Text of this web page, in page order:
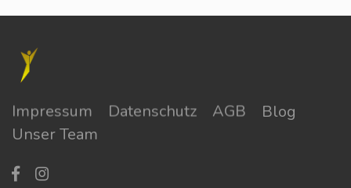
Impressum Datenschutz AGB
Blog
Unser Team